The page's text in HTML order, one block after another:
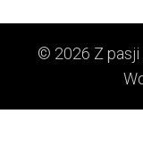
© 2026 Z pasji